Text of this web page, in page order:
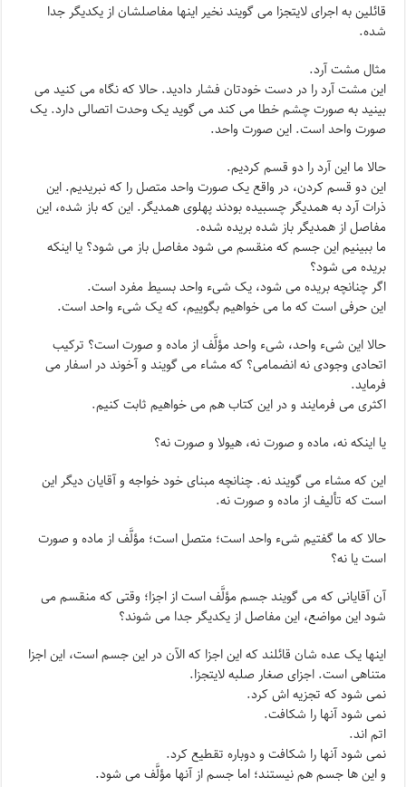
قائلین به اجرای لایتجزا می گویند نخیر اینها مفاصلشان از یکدیگر جدا
شده.
مثال مشت آرد.
این مشت آرد را در دست خودتان فشار دادید. حالا که نگاه می کنید می
بینید به صورت چشم خطا می کند می گوید یک وحدت اتصالی دارد. یک
صورت واحد است. این صورت واحد.
حالا ما این آرد را دو قسم کردیم.
این دو قسم کردن، در واقع یک صورت واحد متصل را که نبریدیم. این
ذرات آرد به همدیگر چسبیده بودند پهلوی همدیگر. این که باز شده، این
مفاصل از همدیگر باز شده بریده شده.
ما ببینیم این جسم که منقسم می شود مفاصل باز می شود؟ یا اینکه
بریده می شود؟
اگر چنانچه بریده می شود، یک شیء واحد بسیط مفرد است.
این حرفی است که ما می خواهیم بگوییم، که یک شیء واحد است.
حالا این شیء واحد، شیء واحد مؤلَّف از ماده و صورت است؟ ترکیب
اتحادی وجودی نه انضمامی؟ که مشاء می گویند و آخوند در اسفار می
فرماید.
اکثری می فرمایند و در این کتاب هم می خواهیم ثابت کنیم.
یا اینکه نه، ماده و صورت نه، هیولا و صورت نه؟
این که مشاء می گویند نه. چنانچه مبنای خود خواجه و آقایان دیگر این
است که تألیف از ماده و صورت نه.
حالا که ما گفتیم شیء واحد است؛ متصل است؛ مؤلَّف از ماده و صورت
است یا نه؟
آن آقایانی که می گویند جسم مؤلَّف است از اجزا؛ وقتی که منقسم می
شود این مواضع، این مفاصل از یکدیگر جدا می شوند؟
اینها یک عده شان قائلند که این اجزا که الآن در این جسم است، این اجزا
متناهی است. اجزای صغار صلبه لایتجزا.
نمی شود که تجزیه اش کرد.
نمی شود آنها را شکافت.
اتم اند.
نمی شود آنها را شکافت و دوباره تقطیع کرد.
و این ها جسم هم نیستند؛ اما جسم از آنها مؤلَّف می شود.